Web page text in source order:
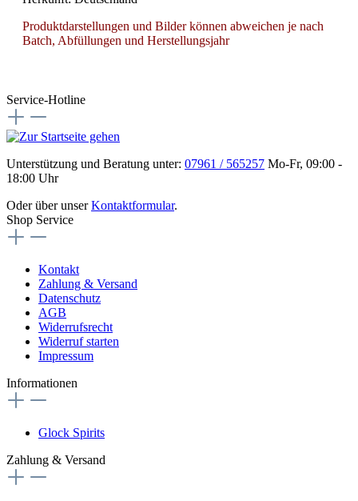
Produktdarstellungen und Bilder können abweichen je nach
Batch, Abfüllungen und Herstellungsjahr
Service-Hotline
Unterstützung und Beratung unter: 07961 / 565257 Mo-Fr, 09:00 -
18:00 Uhr
Oder über unserKontaktformular.
Shop Service
Kontakt
Zahlung & Versand
Datenschutz
AGB
Widerrufsrecht
Widerruf starten
Impressum
Informationen
Glock Spirits
Zahlung & Versand